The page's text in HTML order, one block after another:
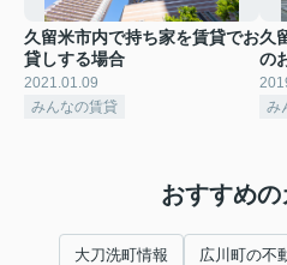
久留米市内で持ち家を賃貸でお
貸しする場合
2021.01.09
みんなの賃貸
久
の
み
おすすめの
大刀洗町情報 広川町の不